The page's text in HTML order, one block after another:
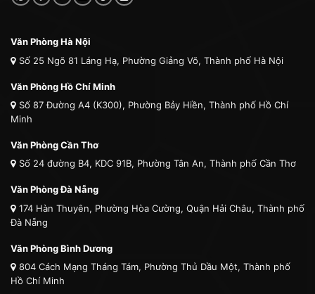
Văn Phòng Hà Nội
Số 25 Ngõ 81 Láng Hạ, Phường Giảng Võ, Thành phố Hà Nội
Văn Phòng Hồ Chí Minh
Số 87 Đường A4 (K300), Phường Bảy Hiền, Thành phố Hồ Chí
Minh
Văn Phòng Cần Thơ
Số 24 đường B4, KDC 91B, Phường Tân An, Thành phố Cần Thơ
Văn Phòng Đà Nẵng
174 Hàn Thuyên, Phường Hòa Cường, Quận Hải Châu, Thành phố
Đà Nẵng
Văn Phòng Bình Dương
804 Cách Mạng Tháng Tám, Phường Thủ Dầu Một, Thành phố
Hồ Chí Minh